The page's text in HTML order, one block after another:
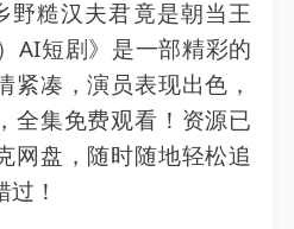
野糙汉夫君竟是朝当王
AI短剧》是一部精彩的
紧凑，演员表现出色，
全集免费观看！资源已
网盘，随时随地轻松追
！